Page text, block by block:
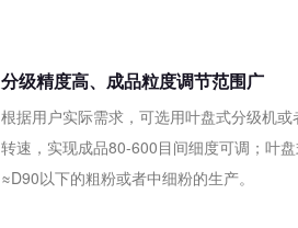
分级精度高、成品粒度调节范围广
根据用户实际需求，可选用叶盘式分级机
转速，实现成品80-600目间细度可调；叶
≈D90以下的粗粉或者中细粉的生产。